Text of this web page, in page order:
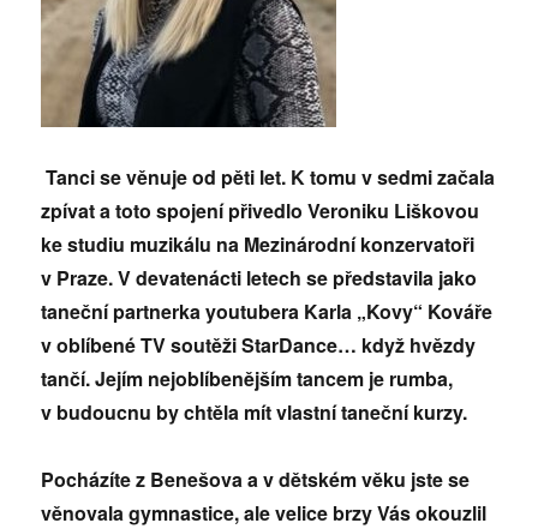
Tanci se věnuje od pěti let. K tomu v sedmi začala
zpívat a toto spojení přivedlo Veroniku Liškovou
ke studiu muzikálu na Mezinárodní konzervatoři
v Praze. V devatenácti letech se představila jako
taneční partnerka youtubera Karla „Kovy“ Kováře
v oblíbené TV soutěži StarDance… když hvězdy
tančí. Jejím nejoblíbenějším tancem je rumba,
v budoucnu by chtěla mít vlastní taneční kurzy.
Pocházíte z Benešova a v dětském věku jste se
věnovala gymnastice, ale velice brzy Vás okouzlil